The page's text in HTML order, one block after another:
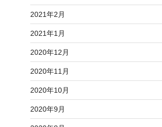
2021年2月
2021年1月
2020年12月
2020年11月
2020年10月
2020年9月